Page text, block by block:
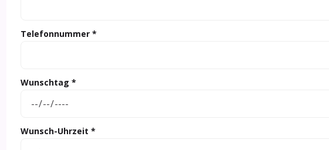
Telefonnummer *
Wunschtag *
Wunsch-Uhrzeit *